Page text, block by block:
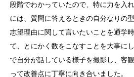
段階でわかっていたので、特に力を入
には、質問に答えるときの自分なりの
志望理由に関して言いたいことを通学
て、とにかく数をこなすことを大事に
で自分が話している様子を撮影し、客
って改善点に丁寧に向き合いました。